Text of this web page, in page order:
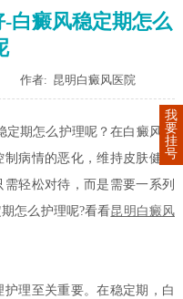
白癜风稳定期怎么
作者: 昆明白癜风医院
定期怎么护理呢？在白癜风的
病情的恶化，维持皮肤健康
轻松对待，而是需要一系列
怎么护理呢?看看昆明白癜风
理至关重要。在稳定期，白
我
要
挂
号